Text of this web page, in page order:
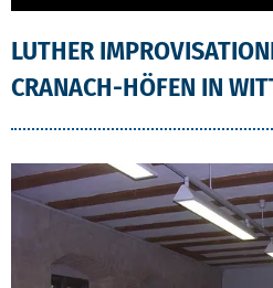
LUTHER
CRANACH-HÖFEN IN
LUTHER